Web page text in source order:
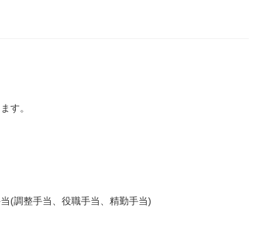
す。
整手当、役職手当、精勤手当)